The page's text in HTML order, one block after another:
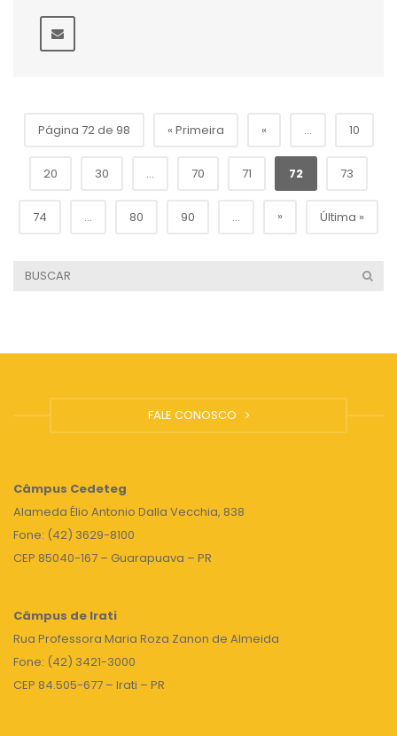
Página 72 de 98 « Primeira « ... 10
20 30 ... 70 71 72 73
74 ... 80 90 ... » Última »
FALE CONOSCO
Câmpus Cedeteg
Alameda Élio Antonio Dalla Vecchia, 838
Fone: (42) 3629-8100
CEP 85040-167 – Guarapuava – PR
Câmpus de Irati
Rua Professora Maria Roza Zanon de Almeida
Fone: (42) 3421-3000
CEP 84.505-677 – Irati – PR